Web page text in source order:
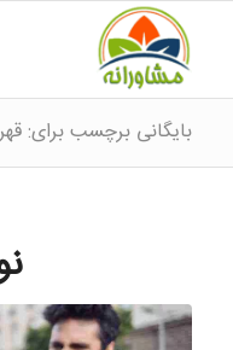
بایگانی برچسب برای: